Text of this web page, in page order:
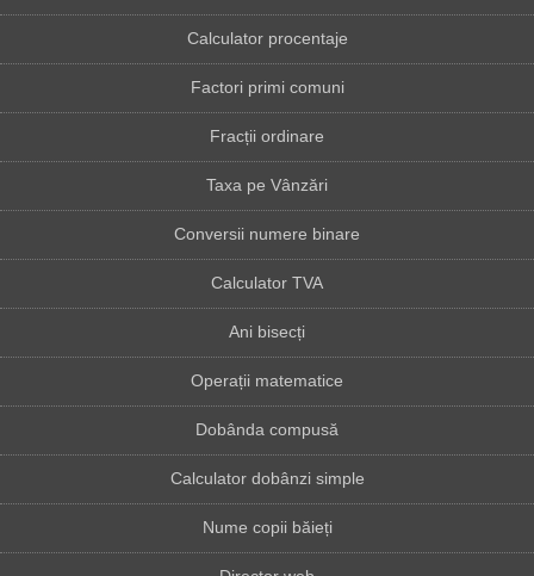
Calculator procentaje
Factori primi comuni
Fracții ordinare
Taxa pe Vânzări
Conversii numere binare
Calculator TVA
Ani bisecți
Operații matematice
Dobânda compusă
Calculator dobânzi simple
Nume copii băieți